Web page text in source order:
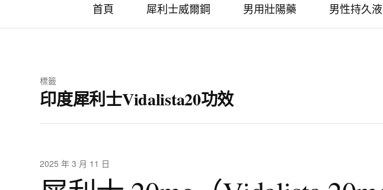
首頁 犀利士威爾鋼 男用壯陽藥 男性持久液
標籤
印度犀利士Vidalista20功效
2025 年 3 月 11 日